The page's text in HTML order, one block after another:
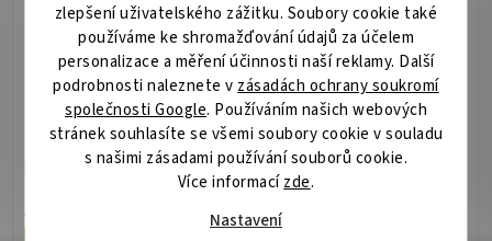
zlepšení uživatelského zážitku. Soubory cookie také
používáme ke shromažďování údajů za účelem
personalizace a měření účinnosti naší reklamy. Další
podrobnosti naleznete v zásadách ochrany soukromí
společnosti Google. Používáním našich webových
stránek souhlasíte se všemi soubory cookie v souladu
s našimi zásadami používání souborů cookie.
Více informacízde.
Nastavení
Canon PIXMA TS7650i -
PSC/ A4/ WiFi/ DUPLEX/
USB/ Bílá / kazety FINE
Není skladem
4 822 Kč
BROTHER multifunkční
tiskárna MFC-J6957DW/
A3 /
kopírka/skener/fax/tisk
na
šířku/30ppm/duplex/síť/
LCD
Není skladem
16 200 Kč